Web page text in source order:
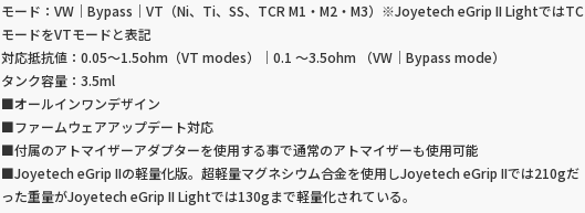
モード：VW｜Bypass｜VT（Ni、Ti、SS、TCR M1・M2・M3）※Joyetech eGrip II LightではTC
モードをVTモードと表記
対応抵抗値：0.05～1.5ohm（VT modes）｜0.1 ～3.5ohm （VW｜Bypass mode）
タンク容量：3.5ml
■オールインワンデザイン
■ファームウェアアップデート対応
■付属のアトマイザーアダプターを使用する事で通常のアトマイザーも使用可能
■Joyetech eGrip IIの軽量化版。超軽量マグネシウム合金を使用しJoyetech eGrip IIでは210gだ
った重量がJoyetech eGrip II Lightでは130gまで軽量化されている。